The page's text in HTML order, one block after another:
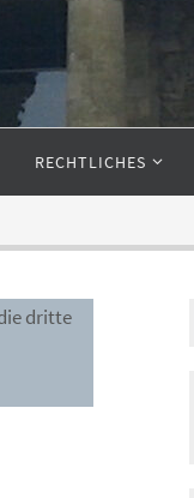
RECHTLICHES
dritte